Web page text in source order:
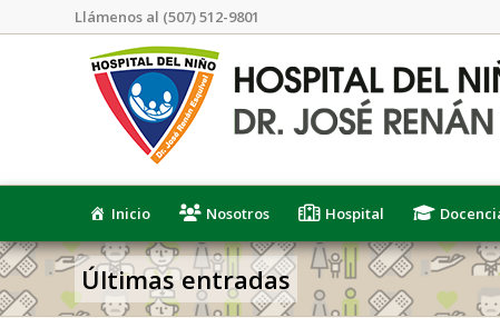
Llámenos al (507) 512-9801
Inicio Nosotros Hospital
Últimas entradas